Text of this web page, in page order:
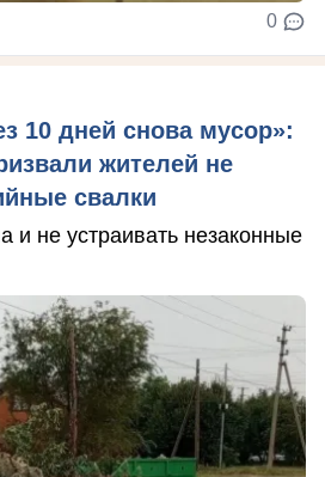
0
10 дней снова мусор»:
жителей не
свалки
и не устраивать незаконные